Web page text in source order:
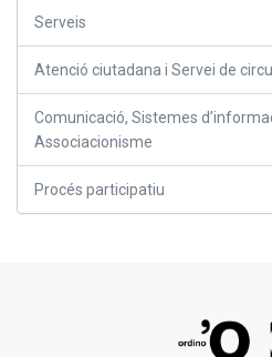
Serveis
Atenció ciutadana i Servei de
Comunicació, Sistemes
Associacionisme
Procés participatiu